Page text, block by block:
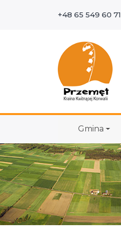
+48 65 549 60 71
Gmina